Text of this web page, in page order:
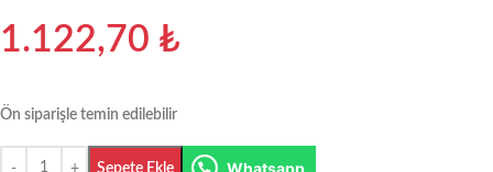
1.122,70 ₺
Ön siparişle temin edilebilir
Sepete Ekle Whatsapp